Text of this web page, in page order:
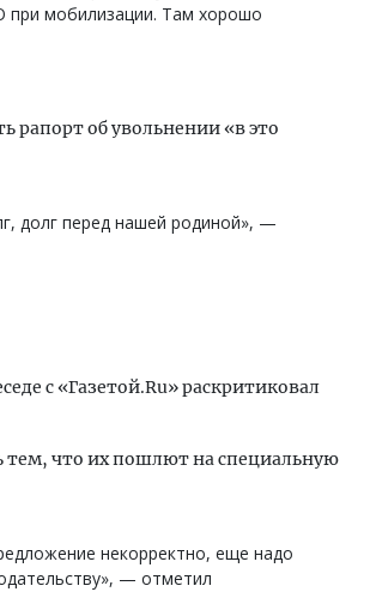
при мобилизации. Там хорошо
об увольнении «в это
долг перед нашей родиной», —
с «Газетой.Ru» раскритиковал
тем, что их пошлют на специальную
некорректно, еще надо
— отметил